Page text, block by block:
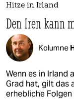
Hitze in Irland
Den Iren kann
Kolumne
Wenn es in Irland
Grad hat, gilt das
erhebliche Folgen